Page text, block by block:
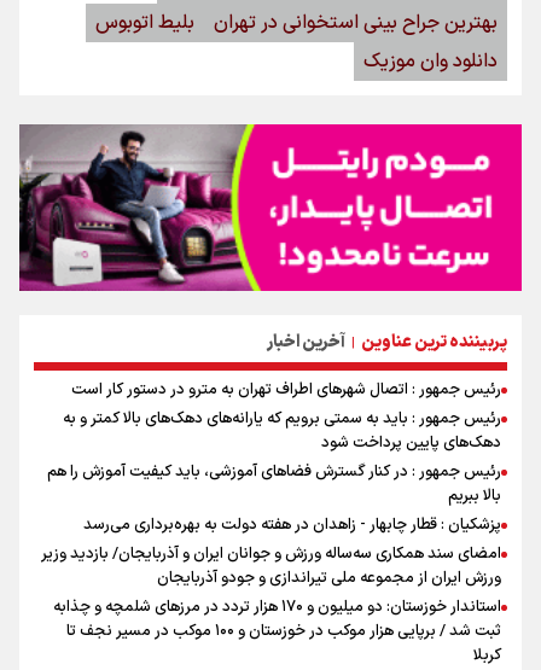
پربیننده ترین عناوین | آخرین اخبار
رئیس جمهور : اتصال شهرهای اطراف تهران به مترو در دستور کار است
رئیس جمهور : باید به سمتی برویم که یارانه‌های دهک‌های بالا کمتر و به
دهک‌های پایین پرداخت شود
رئیس جمهور : در کنار گسترش فضاهای آموزشی، باید کیفیت آموزش را هم
بالا ببریم
پزشکیان : قطار چابهار - زاهدان در هفته دولت به بهره‌برداری می‌رسد
امضای سند همکاری سه‌ساله ورزش و جوانان ایران و آذربایجان/ بازدید وزیر
ورزش ایران از مجموعه ملی تیراندازی و جودو آذربایجان
استاندار خوزستان: دو میلیون و ۱۷۰ هزار تردد در مرزهای شلمچه و چذابه
ثبت شد / برپایی هزار موکب در خوزستان و ۱۰۰ موکب در مسیر نجف تا
کربلا
بهترین جراح بینی استخوانی در تهران
بلیط اتوبوس
دانلود وان موزیک